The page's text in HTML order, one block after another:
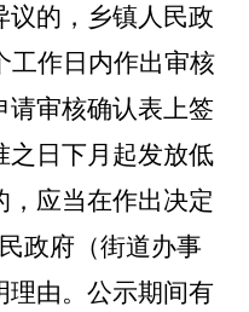
议的，乡镇人民政
工作日内作出审核
请审核确认表上签
之日下月起发放低
应当在作出决定
政府（街道办事
理由。公示期间有